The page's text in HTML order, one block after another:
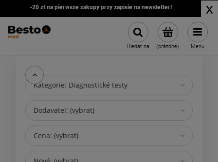
-20 zł na pierwsze zakupy przy zapisie na newsletter! x
(prázdné)
Hledat na Menu
Kategorie: Diagnostické testy
Dodavatel: (vybrat)
Cena: (vybrat)